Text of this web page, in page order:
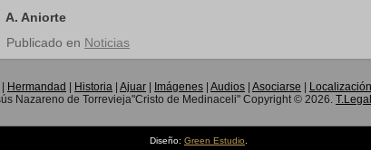
A. Aniorte
Publicado en Noticias
Hermandad Historia Ajuar Imágenes Audios Asociarse Localización
Nazareno de Torrevieja"Cristo de Medinaceli" Copyright © 2026. T.Legal
Diseño: Green Estudio